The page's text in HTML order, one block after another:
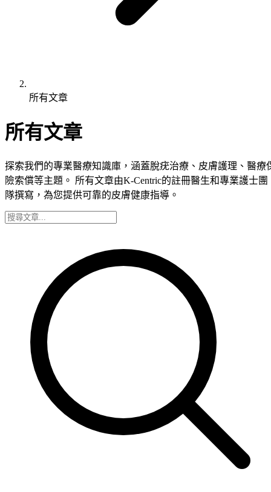
所有文章
所有文章
探索我們的專業醫療知識庫，涵蓋脫疣治療、皮膚護理、醫療
險索償等主題。 所有文章由K-Centric的註冊醫生和專業護士團
隊撰寫，為您提供可靠的皮膚健康指導。